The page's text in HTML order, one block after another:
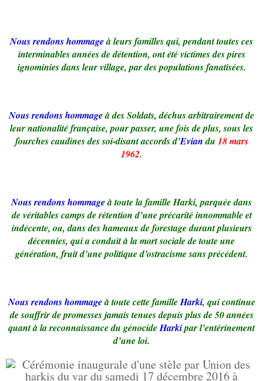
Nous rendons hommageà leurs familles qui, pendant toutes ces
interminables années de détention, ont été victimes des pires
ignominies dans leur village, par des populations fanatisées.
Nous rendonshommageà des Soldats, déchus arbitrairement de
leur nationalité française, pour passer, une fois de plus, sous les
fourches caudines des soi-disant accords d’Eviandu 18 mars
1962.
Nous rendons hommageà toute la famille Harki, parquée dans
de véritables camps de rétention d’une précarité innommable et
indécente, ou, dans des hameaux de forestage durant plusieurs
décennies, qui a conduit à la mort sociale de toute une
génération, fruit d’une politique d’ostracisme sans précédent.
Nous rendons hommageà toute cette familleHarki, qui continue
de souffrir de promesses jamais tenues depuis plus de 50 années
quant à la reconnaissance du génocideHarkipar l’entérinement
d’une loi.